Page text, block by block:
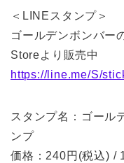
＜LINEスタンプ＞
ゴールデンボンバー
Storeより販売中
https://line.me/S/
スタンプ名：ゴール
ンプ
価格：240円(税込) /